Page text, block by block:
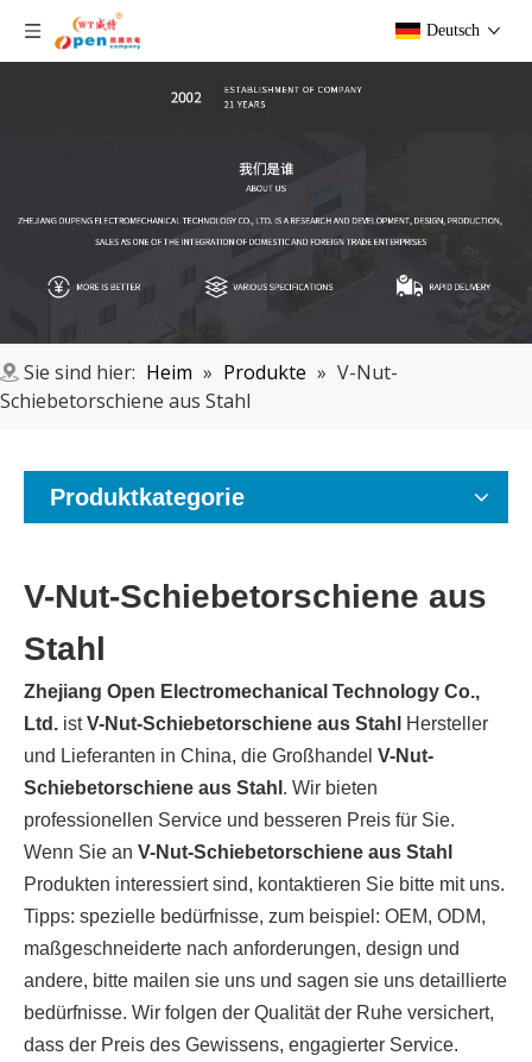
Deutsch
Sie sind hier: Heim » Produkte » V-Nut-
Schiebetorschiene aus Stahl
Produktkategorie
V-Nut-Schiebetorschiene aus
Stahl
Zhejiang Open Electromechanical Technology Co.,
Ltd. istV-Nut-Schiebetorschiene aus Stahl
Hersteller
und Lieferanten in China, die Großhandel V-Nut-
Schiebetorschiene aus Stahl . Wir bieten
professionellen Service und besseren Preis für Sie.
Wenn Sie an V-Nut-Schiebetorschiene aus Stahl
Produkten interessiert sind, kontaktieren Sie bitte mit uns.
Tipps: spezielle bedürfnisse, zum beispiel: OEM, ODM,
maßgeschneiderte nach anforderungen, design und
andere, bitte mailen sie uns und sagen sie uns detaillierte
bedürfnisse. Wir folgen der Qualität der Ruhe versichert,
dass der Preis des Gewissens, engagierter Service.